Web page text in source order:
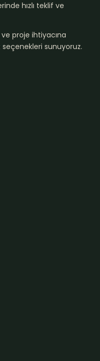
hızlı teklif ve
proje ihtiyacına
sunuyoruz.